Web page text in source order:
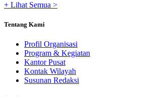
+ Lihat Semua >
Tentang Kami
Profil Organisasi
Program & Kegiatan
Kantor Pusat
Kontak Wilayah
Susunan Redaksi